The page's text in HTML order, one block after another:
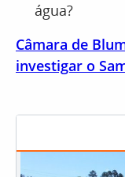
água?
Câmara de
investigar o